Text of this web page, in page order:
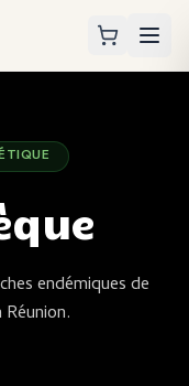
endémiques de